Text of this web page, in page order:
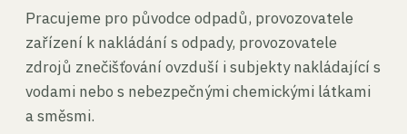
Pracujeme pro původce odpadů, provozovatele
zařízení k nakládání s odpady, provozovatele
zdrojů znečišťování ovzduší i subjekty nakládající s
vodami nebo s nebezpečnými chemickými látkami
a směsmi.